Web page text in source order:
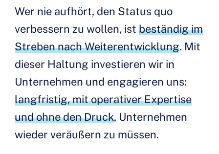
Wer nie aufhört, den Status quo
verbessern zu wollen, ist beständig im
Streben nach Weiterentwicklung. Mit
dieser Haltung investieren wir in
Unternehmen und engagieren uns:
langfristig, mit operativer Expertise
und ohne den Druck, Unternehmen
wieder veräußern zu müssen.